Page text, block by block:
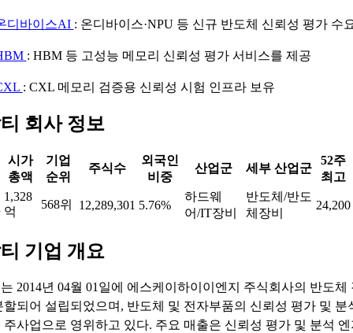
디바이스AI : 온디바이스·NPU 등 신규 반도체 신뢰성 평가 수
: HBM 등 고성능 메모리 신뢰성 평가 서비스를 제공
: CXL 메모리 검증용 신뢰성 시험 인프라 보유
회사 정보
시가
총액
기업
순위
주식수
외국인
비중
산업군 세부 산업군
52주
최고
1,328
억
568위 12,289,301 5.76%
하드웨
어/IT장비
반도체/반도
체장비
24,200
기업 개요
2014년 04월 01일에 에스케이하이이엔지 주식회사의 반도체
할되어 설립되었으며, 반도체 및 전자부품의 신뢰성 평가 및 분
주사업으로 영위하고 있다. 주요 매출은 신뢰성 평가 및 분석